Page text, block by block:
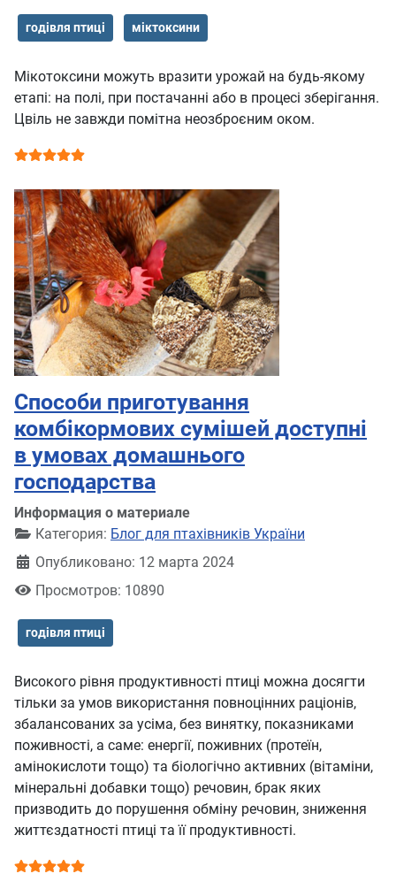
годівля птиці міктоксини
Мікотоксини можуть вразити урожай на будь-якому
етапі: на полі, при постачанні або в процесі зберігання.
Цвіль не завжди помітна неозброєним оком.
Рейтинг:5/
Способи приготування
комбікормових сумішей доступні
в умовах домашнього
господарства
Информация о материале
Категория: Блог для птахівників України
Опубликовано: 12 марта 2024
Просмотров: 10890
годівля птиці
Високого рівня продуктивності птиці можна досягти
тільки за умов використання повноцінних раціонів,
збалансованих за усіма, без винятку, показниками
поживності, а саме: енергії, поживних (протеїн,
амінокислоти тощо) та біологічно активних (вітаміни,
мінеральні добавки тощо) речовин, брак яких
призводить до порушення обміну речовин, зниження
життєздатності птиці та її продуктивності.
Рейтинг:5/